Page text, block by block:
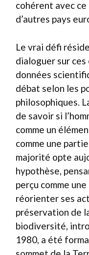
cohérent avec
d’autres pays
Le vrai défi
dialoguer sur ces
données
débat selon les
philosophiques.
de savoir si
comme un
comme une
majorité opte
hypothèse,
perçu comme
réorienter ses
préservation de
biodiversité,
1980, a été